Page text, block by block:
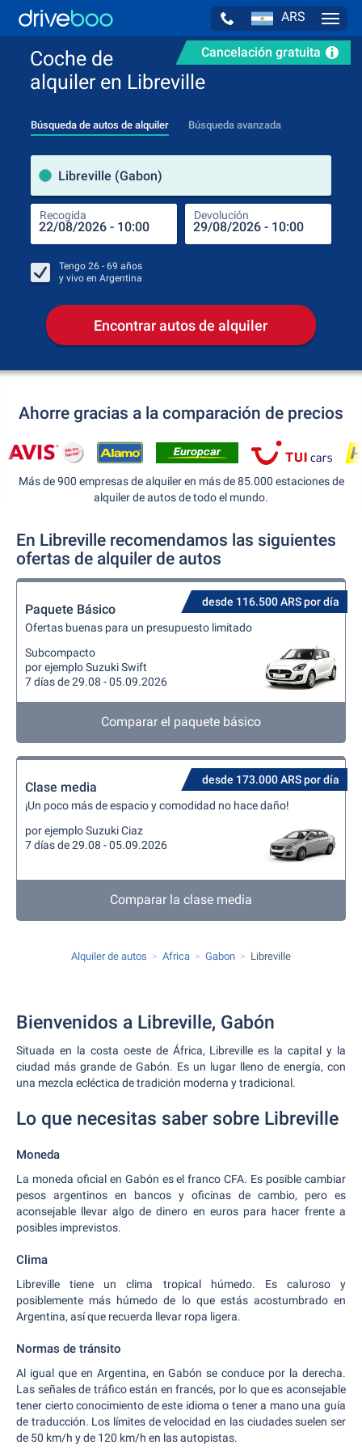
ARS
Cancelación gratuita
Coche de
alquiler en Libreville
Búsqueda de autos de alquiler Búsqueda avanzada
Libreville (Gabon)
Recogida Devolución
Tengo 26 - 69 años
y vivo en Argentina
Encontrar autos de alquiler
Ahorre gracias a la comparación de precios
Más de 900 empresas de alquiler en más de 85.000 estaciones de
alquiler de autos de todo el mundo.
En Libreville recomendamos las siguientes
ofertas de alquiler de autos
desde 116.500 ARS por día
Paquete Básico
Ofertas buenas para un presupuesto limitado
Subcompacto
por ejemplo Suzuki Swift
7 días de 29.08 - 05.09.2026
Comparar el paquete básico
desde 173.000 ARS por día
Clase media
¡Un poco más de espacio y comodidad no hace daño!
por ejemplo Suzuki Ciaz
7 días de 29.08 - 05.09.2026
Comparar la clase media
Alquiler de autos Africa Gabon Libreville
Bienvenidos a Libreville, Gabón
Situada en la costa oeste de África, Libreville es la capital y la
ciudad más grande de Gabón. Es un lugar lleno de energía, con
una mezcla ecléctica de tradición moderna y tradicional.
Lo que necesitas saber sobre Libreville
Moneda
La moneda oficial en Gabón es el franco CFA. Es posible cambiar
pesos argentinos en bancos y oficinas de cambio, pero es
aconsejable llevar algo de dinero en euros para hacer frente a
posibles imprevistos.
Clima
Libreville tiene un clima tropical húmedo. Es caluroso y
posiblemente más húmedo de lo que estás acostumbrado en
Argentina, así que recuerda llevar ropa ligera.
Normas de tránsito
Al igual que en Argentina, en Gabón se conduce por la derecha.
Las señales de tráfico están en francés, por lo que es aconsejable
tener cierto conocimiento de este idioma o tener a mano una guía
de traducción. Los límites de velocidad en las ciudades suelen ser
de 50 km/h y de 120 km/h en las autopistas.